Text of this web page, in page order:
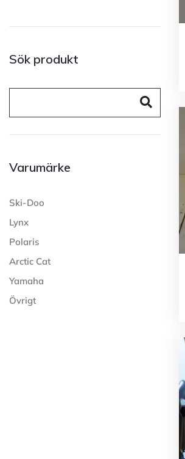
Sök produkt
Varumärke
Ski-Doo
Lynx
Polaris
Arctic Cat
Yamaha
Övrigt